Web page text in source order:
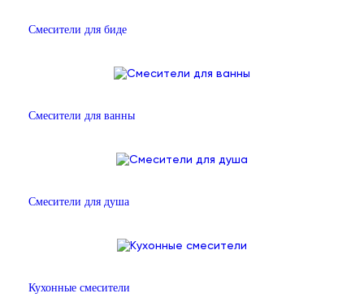
Смесители для биде
Смесители для ванны
Смесители для душа
Кухонные смесители